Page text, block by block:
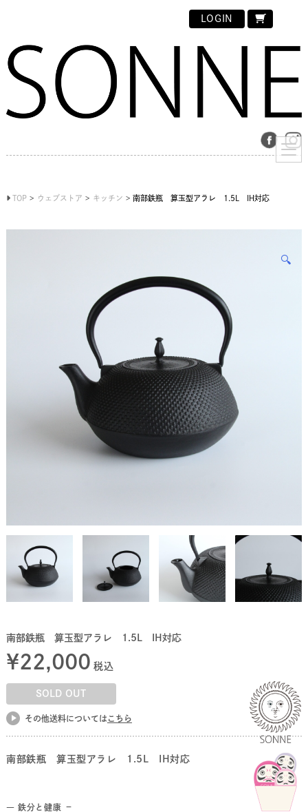
LOGIN
TOP ウェブストア キッチン 南部鉄瓶 算玉型アラレ 1.5L IH対応
🔍
南部鉄瓶 算玉型アラレ 1.5L IH対応
¥22,000 税込
SOLD OUT
その他送料については こちら
南部鉄瓶 算玉型アラレ 1.5L IH対応
― 鉄分と健康 －